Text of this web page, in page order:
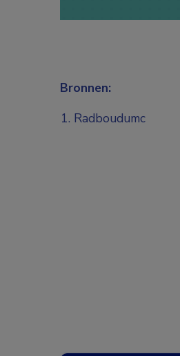
Bronnen:
Radboudumc